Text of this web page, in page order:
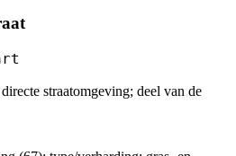
straatomgeving; deel van de